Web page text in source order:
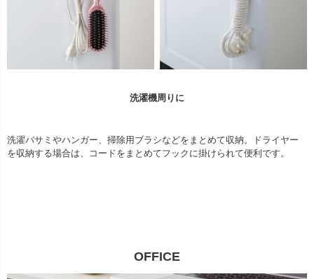
洗濯機周りに
洗濯バサミやハンガー、掃除用ブラシなどをまとめて収納。ドライヤー
を収納する場合は、コードをまとめてフックに掛けられて便利です。
OFFICE